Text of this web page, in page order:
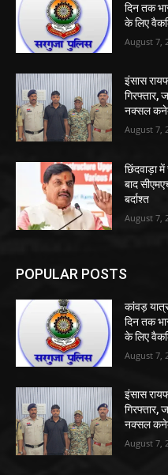
दिन तक
के लिए
August 7,
इंसास
गिरफ्तार,
नक्सल
August 7,
छिंदवाड़ा
बाद
बर्दाश्त
August 7,
POPULAR POSTS
कांवड़
दिन तक
के लिए
August 7,
इंसास
गिरफ्तार,
नक्सल
August 7,